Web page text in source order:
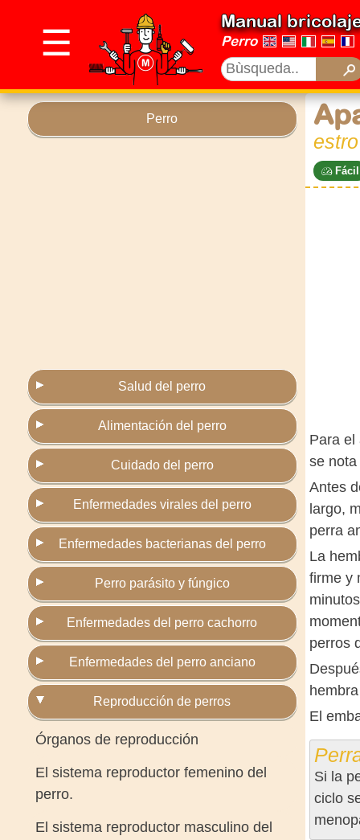
☰
Manual
Perro
Perro
Salud del perro
Alimentación del perro
Cuidado del perro
Enfermedades virales del perro
Enfermedades bacterianas del perro
Perro parásito y fúngico
Enfermedades del perro cachorro
Enfermedades del perro anciano
Reproducción de perros
Órganos de reproducción
El sistema reproductor femenino del
perro.
El sistema reproductor masculino del
estro
Fácil
Para el
se
Antes
largo,
perra
La
firme y
perros
El
Si la
ciclo